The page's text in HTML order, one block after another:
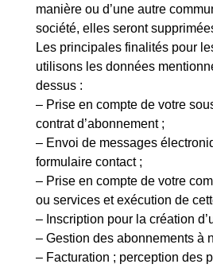
manière ou d’une autre
société, elles seront
Les principales finalités pour
utilisons les données
dessus :
– Prise en compte de votre
contrat d’abonnement ;
– Envoi de messages
formulaire contact ;
– Prise en compte de votre
ou services et exécution de
– Inscription pour la création
– Gestion des abonnements à
– Facturation ; perception des